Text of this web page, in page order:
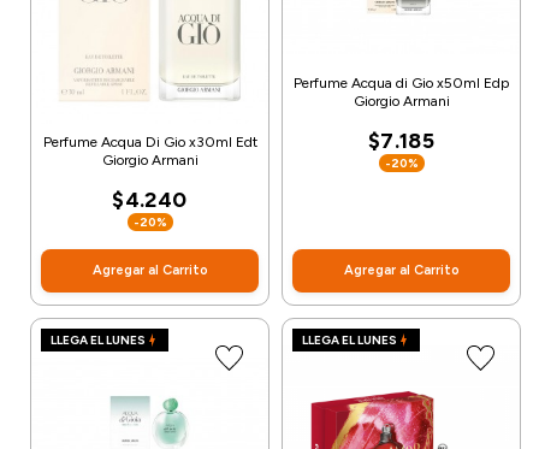
Perfume Acqua Di Gio x30ml Edt
Giorgio Armani
$4.240
-20%
Agregar al Carrito
Perfume Acqua di Gio x50ml Edp
Giorgio Armani
$7.185
-20%
Agregar al Carrito
LLEGA EL LUNES LLEGA EL LUNES